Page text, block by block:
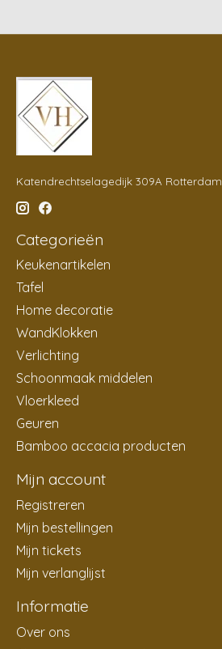
Katendrechtselagedijk 309A Rotterdam
Categorieën
Keukenartikelen
Tafel
Home decoratie
WandKlokken
Verlichting
Schoonmaak middelen
Vloerkleed
Geuren
Bamboo accacia producten
Mijn account
Registreren
Mijn bestellingen
Mijn tickets
Mijn verlanglijst
Informatie
Over ons